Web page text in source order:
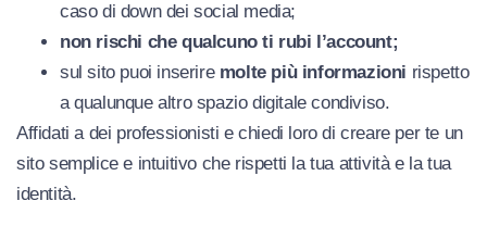
caso di down dei social media;
non rischi che qualcuno ti rubi l’account;
sul sito puoi inserire molte più informazioni rispetto
a qualunque altro spazio digitale condiviso.
Affidati a dei professionisti e chiedi loro di creare per te un
sito semplice e intuitivo che rispetti la tua attività e la tua
identità.